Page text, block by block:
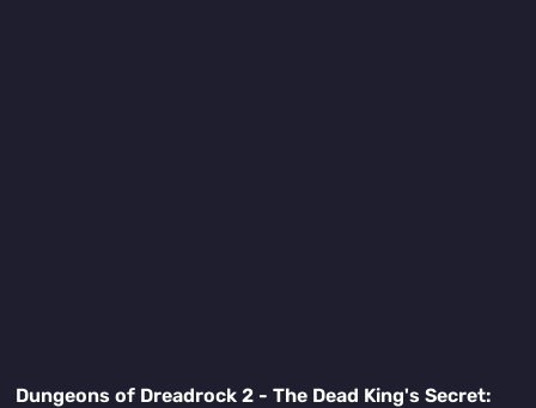
Dungeons of Dreadrock 2 - The Dead King's Secret: